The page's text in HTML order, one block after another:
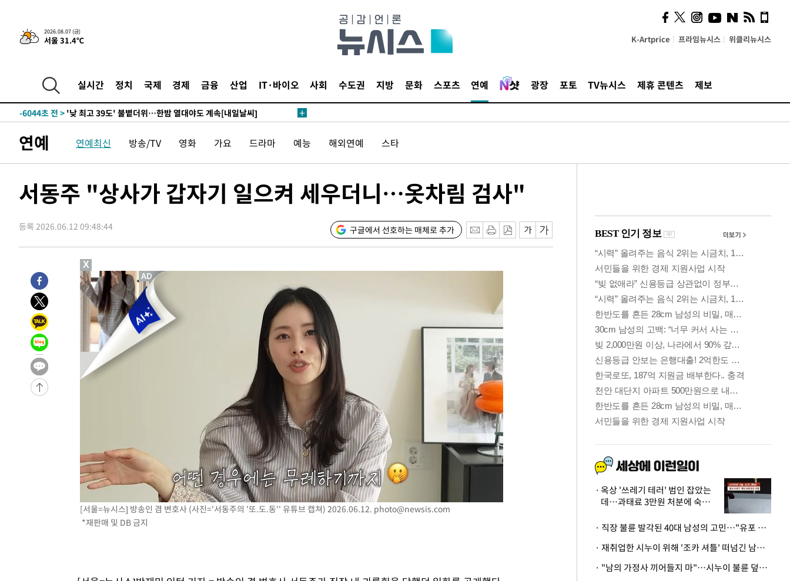
2026.08.07 (금)
서울 31.4℃ K-Artprice 프라임뉴시스 위클리뉴시스
실시간 정치 국제 경제 금융 산업 IT·바이오 사회 수도권 지방 문화 스포츠 연예 광장 포토 TV뉴시스 제휴 콘텐츠 제보
-9064초 전 >[속보]합참 "北 발사체는 단거리탄도미사일…감시·경계태세 강화"
-8812초 전 >日방위성, 北이 동해로 쏜 발사체는 탄도미사일 가능성
-6648초 전 >
[속보]합참 "북, 동해상으로 미상 발사체 발사"
-6044초 전 >
-6003초 전 > [속보]7~9일 프로야구 3연전도 폭염 취소…11일 재개
-5492초 전 >
'월드컵 탈락 후폭풍' 축구협회…초유의 압수수색에 '충격·당황'
-5332초 전 >서울 낮 37.9도, 올여름 최고치 경신…영등포 순간 '40도'
-989초 전 >[속보]코스닥, 800p 회복…0.26% 오른 801.67 마감
-784초 전 >[속보]원·달러 환율, 0.7원 내린 1423.8원 마감
26분 전 >"여기 떨어졌다"…다누리, 스페이스X 로켓 달 충돌 흔적 포착
손흥민, 5경기 연속골 실패…LAFC는 승부차기 끝 과달라하라 격파
3시간 전 >
내일까지 39도 '펄펄'…기상청 "태풍 지나며 폭염 잠시 꺾인다"
-26574초 전 >
'월드컵 탈락 후폭풍' 축구협회…11시간 걸린 초유의 압수수색(종
-26010초 전 >
[속보] 뉴욕증시, 혼조 출발…나스닥 0.3%↓, 다우 0.14%↑
-24803초 전 >
축구협회, 15년 전 심판 성 접대 파문에 "현재는 내부 지침 준수"
-23488초 전 >
경찰, '홍명보는 2순위' 결론냈던 스포츠윤리센터도 압수수색
-9084초 전 >
[속보]합참 "北 발사체는 단거리탄도미사일…감시·경계태세 강화"
-8832초 전 >
日방위성, 北이 동해로 쏜 발사체는 탄도미사일 가능성
-7262초 전 >
[속보] SKT, 에이닷 서비스 장애 발생…"원인 파악 중"
[속보]합참 "북, 동해상으로 미상 발사체 발사"
'낮 최고 39도' 불볕더위…한밤 열대야도 계속[내일날씨]
[속보]7~9일 프로야구 3연전도 폭염 취소…11일 재개
"韓 외환시장 개입 관측 배경엔 美의 대한국 무역적자 있어"
'월드컵 탈락 후폭풍' 축구협회…초유의 압수수색에 '충격·당황'
서울 낮 37.9도, 올여름 최고치 경신…영등포 순간 '40도'
[속보]종합특검, 대검 추가 압수수색…내란 중요임무종사 혐의
[속보]코스닥, 800p 회복…0.26% 오른 801.67 마감
연예 연예최신 방송/TV 영화 가요 드라마 예능 해외연예 스타
서동주 "상사가 갑자기 일으켜 세우더니…옷차림 검사"
등록 2026.06.12 09:48:44 구글에서 선호하는 매체로 추가
[서울=뉴시스] 방송인 겸 변호사 (사진='서동주의 '또.도.동'' 유튜브 캡쳐) 2026.06.12. photo@newsis.com
*재판매 및 DB 금지
의견, 국토부·LH에 충실히
전달할 것"
옥상 '쓰레기 테러' 범인 잡았는
데…과태료 3만원 처분에 숙박업
· 직장 불륜 발각된 40대 남성의 고민…"유포 동료 명예훼손·협박죄 고소 가능할까"
· 재취업한 시누이 위해 '조카 셔틀' 떠넘긴 남편…아내 "난 못한다"
· "남의 가정사 끼어들지 마"…시누이 불륜 덮으려는 남편에 억울한 아내
X